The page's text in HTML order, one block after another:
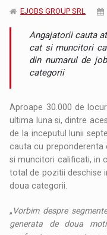
EJOBS GROUP SRL
Angajatorii cauta
cat si muncitori
din numarul de
categorii
Aproape 30.000 de
ultima luna si, dintre
de la inceputul lunii
cauta cu preponderenta
si muncitori calificati, in
total de pozitii deschise
doua categorii.
„Vorbim despre
generata de doua